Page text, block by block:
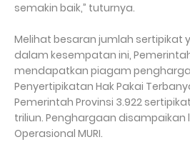
semakin baik,” tuturnya.
Melihat besaran jumlah sertipikat
dalam kesempatan ini,
mendapatkan piagam
Penyertipikatan Hak Pakai
Pemerintah Provinsi 3.922
triliun. Penghargaan disampaikan
Operasional MURI.